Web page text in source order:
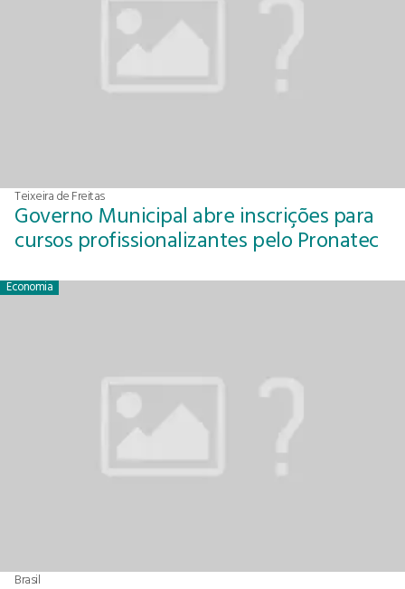
Teixeira de Freitas
Governo Municipal abre inscrições para
cursos profissionalizantes pelo Pronatec
Economia
Brasil